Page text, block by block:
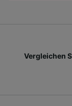
Vergleichen